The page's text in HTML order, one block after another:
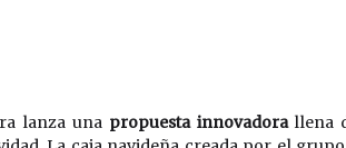
lanza una propuesta innovadora llena